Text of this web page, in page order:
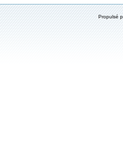
Propulsé